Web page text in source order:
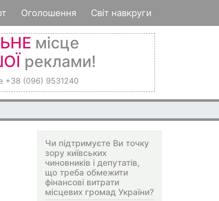
Оголошення Світ навкруги
місце
реклами!
+38 (096) 9531240
Чи підтримуєте Ви точку
зору київських
чиновників і депутатів,
що треба обмежити
фінансові витрати
місцевих громад України?